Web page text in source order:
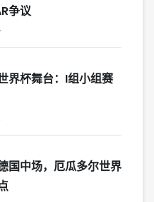
争议
界杯舞台：I组小组赛
国中场，厄瓜多尔世界